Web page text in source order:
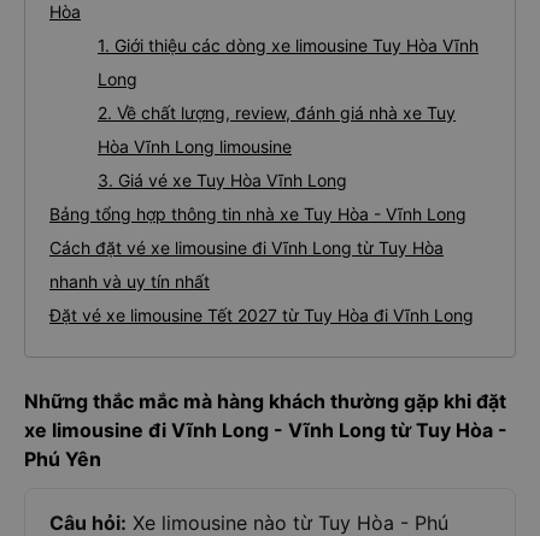
Hòa
1. Giới thiệu các dòng xe limousine Tuy Hòa Vĩnh
Long
2. Về chất lượng, review, đánh giá nhà xe Tuy
Hòa Vĩnh Long limousine
3. Giá vé xe Tuy Hòa Vĩnh Long
Bảng tổng hợp thông tin nhà xe Tuy Hòa - Vĩnh Long
Cách đặt vé xe limousine đi Vĩnh Long từ Tuy Hòa
nhanh và uy tín nhất
Đặt vé xe limousine Tết 2027 từ Tuy Hòa đi Vĩnh Long
Những thắc mắc mà hàng khách thường gặp khi đặt
xe limousine đi Vĩnh Long - Vĩnh Long từ Tuy Hòa -
Phú Yên
Câu hỏi: Xe limousine nào từ Tuy Hòa - Phú